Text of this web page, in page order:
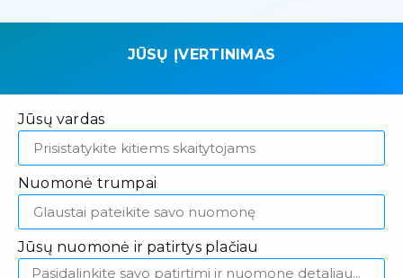
JŪSŲ ĮVERTINIMAS
Jūsų vardas
Nuomonė trumpai
Jūsų nuomonė ir patirtys plačiau